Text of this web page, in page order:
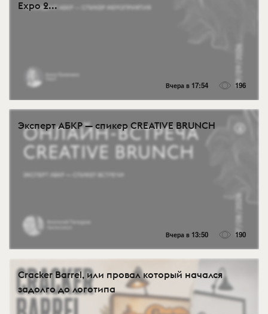
Expo 2...
Вчера в 17:54 196
Эксперт АБКР — спикер CREATIVE BRUNCH
Вчера в 13:50 190
Cracker Barrel, или провал который начался
задолго до логотипа